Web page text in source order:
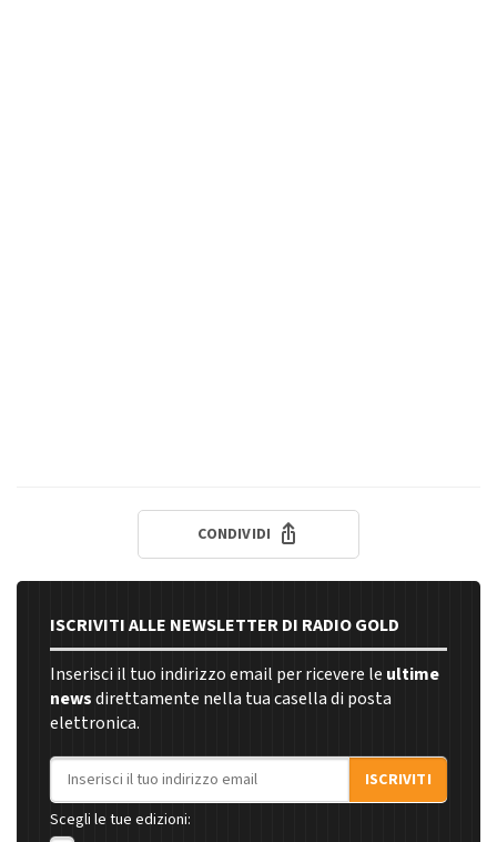
CONDIVIDI
ISCRIVITI ALLE NEWSLETTER DI RADIO GOLD
Inserisci il tuo indirizzo email per ricevere le ultime
newsdirettamente nella tua casella di posta
elettronica.
Indirizzo email
ISCRIVITI
Scegli le tue edizioni: